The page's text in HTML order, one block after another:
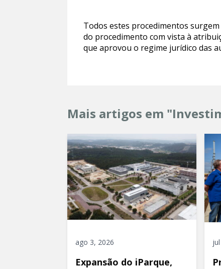
Todos estes procedimentos
do procedimento com vista à
que aprovou o regime jurídico das
Mais artigos em
ago 3, 2026
Expansão do iParque,